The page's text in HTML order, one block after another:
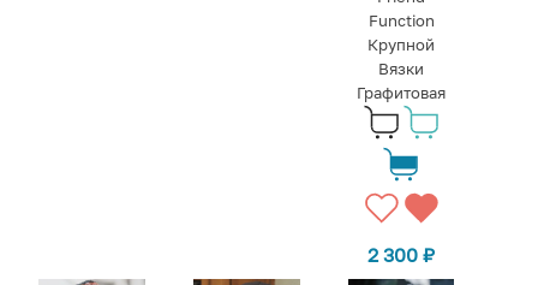
Function
Крупной
Вязки
Графитовая
2 300₽